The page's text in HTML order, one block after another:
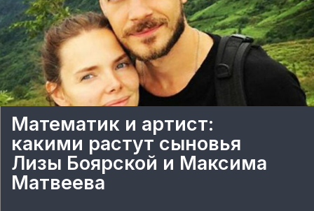
Математик и артист:
какими растут сыновья
Лизы Боярской и Максима
Матвеева